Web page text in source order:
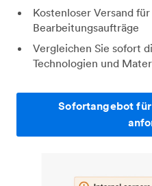
Kostenloser Versand
Bearbeitungsaufträge
Vergleichen Sie sofort
Technologien und
Sofortangebot